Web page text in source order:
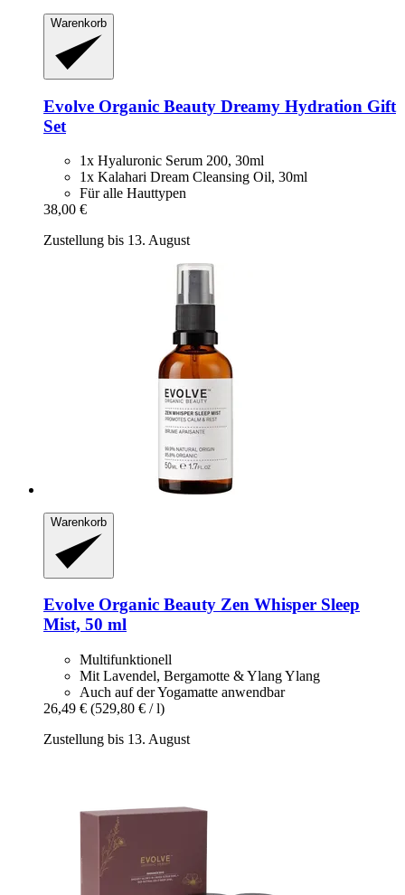
Warenkorb
Evolve Organic Beauty Dreamy Hydration Gift
Set
1x Hyaluronic Serum 200, 30ml
1x Kalahari Dream Cleansing Oil, 30ml
Für alle Hauttypen
38,00 €
Zustellung bis 13. August
Warenkorb
Evolve Organic Beauty Zen Whisper Sleep
Mist, 50 ml
Multifunktionell
Mit Lavendel, Bergamotte & Ylang Ylang
Auch auf der Yogamatte anwendbar
26,49 € (529,80 € / l)
Zustellung bis 13. August